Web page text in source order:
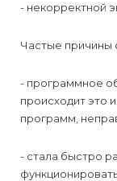
- некорректной
Частые причины
- программное
происходит это
программ,
- стала быстро